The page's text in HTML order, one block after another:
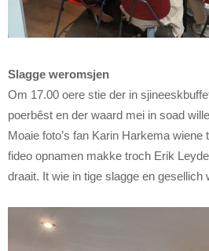
Slagge weromsjen
Om 17.00 oere stie der in
poerbêst en der waard mei in soad
Moaie foto’s fan Karin Harkema
fideo opnamen makke troch Erik
draait. It wie in tige slagge en gesellich